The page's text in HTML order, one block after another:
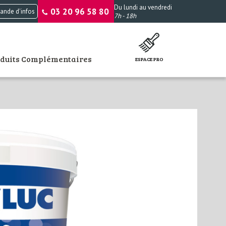
d'infos 03 20 96 58 80 Du lundi au vendredi
7h - 18h
Complémentaires ESPACE PRO